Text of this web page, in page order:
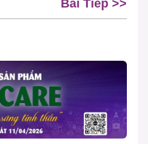
Bài Tiếp >>